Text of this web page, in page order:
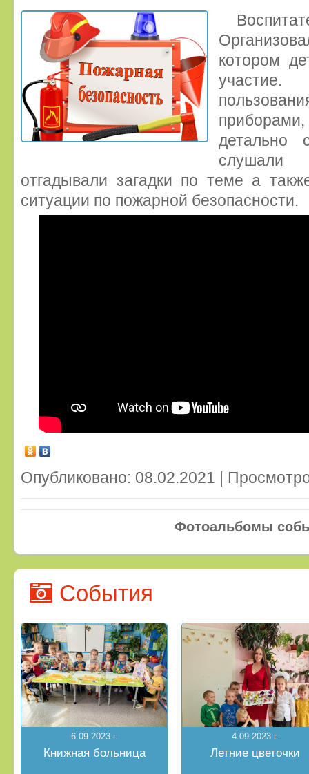
котором
участие.
детально
отгадывали загадки по теме а
ситуации по пожарной безопасности.
Опубликовано: 08.02.2021 |
Фотоальбомы
События
6.09.2023 г.
Книжная больница
4.09.2023 г.
Летние цветочки